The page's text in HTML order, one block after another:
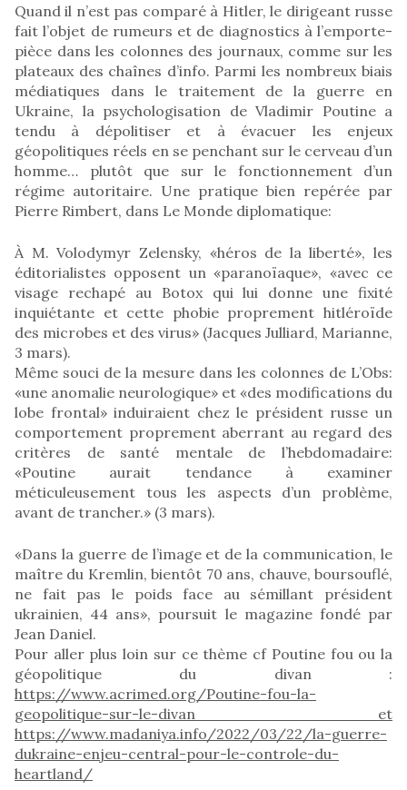
Quand il n’est pas comparé à Hitler, le dirigeant russe
fait l’objet de rumeurs et de diagnostics à l’emporte-
pièce dans les colonnes des journaux, comme sur les
plateaux des chaînes d’info. Parmi les nombreux biais
médiatiques dans le traitement de la guerre en
Ukraine, la psychologisation de Vladimir Poutine a
tendu à dépolitiser et à évacuer les enjeux
géopolitiques réels en se penchant sur le cerveau d’un
homme… plutôt que sur le fonctionnement d’un
régime autoritaire. Une pratique bien repérée par
Pierre Rimbert, dans Le Monde diplomatique:
À M. Volodymyr Zelensky, «héros de la liberté», les
éditorialistes opposent un «paranoïaque», «avec ce
visage rechapé au Botox qui lui donne une fixité
inquiétante et cette phobie proprement hitléroïde
des microbes et des virus» (Jacques Julliard, Marianne,
3 mars).
Même souci de la mesure dans les colonnes de L’Obs:
«une anomalie neurologique» et «des modifications du
lobe frontal» induiraient chez le président russe un
comportement proprement aberrant au regard des
critères de santé mentale de l’hebdomadaire:
«Poutine aurait tendance à examiner
méticuleusement tous les aspects d’un problème,
avant de trancher.» (3 mars).
«Dans la guerre de l’image et de la communication, le
maître du Kremlin, bientôt 70 ans, chauve, boursouflé,
ne fait pas le poids face au sémillant président
ukrainien, 44 ans», poursuit le magazine fondé par
Jean Daniel.
Pour aller plus loin sur ce thème cf Poutine fou ou la
géopolitique du divan :
https://www.acrimed.org/Poutine-fou-la-
geopolitique-sur-le-divan et
https://www.madaniya.info/2022/03/22/la-guerre-
dukraine-enjeu-central-pour-le-controle-du-
heartland/